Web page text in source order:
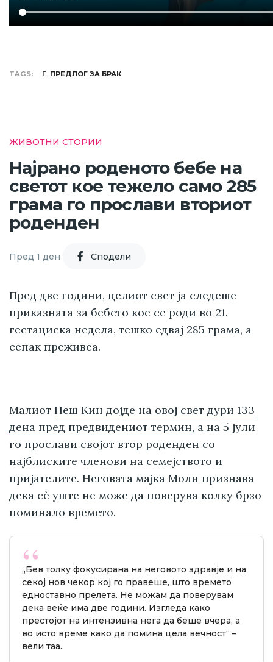
TAGS ПРЕДЛОГ ЗА БРАК
ЖИВОТНИ СТОРИИ
Најрано роденото бебе на
светот кое тежело само 285
грама го прослави вториот
роденден
Пред 1 ден Cподели
Пред две години, целиот свет ја следеше
приказната за бебето кое се роди во 21.
гестациска недела, тешко едвај 285 грама, а
сепак преживеа.
Малиот Неш Кин дојде на овој свет дури 133
дена пред предвидениот термин, а на 5 јули
го прослави својот втор роденден со
најблиските членови на семејството и
пријателите. Неговата мајка Моли признава
дека сè уште не може да поверува колку брзо
поминало времето.
„Бев толку фокусирана на неговото здравје и на
секој нов чекор кој го правеше, што времето
едноставно прелета. Не можам да поверувам
дека веќе има две години. Изгледа како
престојот на интензивна нега да беше вчера, а
во исто време како да помина цела вечност“ –
вели таа.